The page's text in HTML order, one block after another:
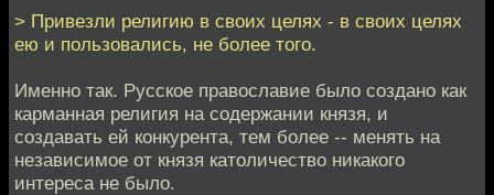
> Привезли религию в своих целях - в своих целях
ею и пользовались, не более того.
Именно так. Русское православие было создано как
карманная религия на содержании князя, и
создавать ей конкурента, тем более -- менять на
независимое от князя католичество никакого
интереса не было.